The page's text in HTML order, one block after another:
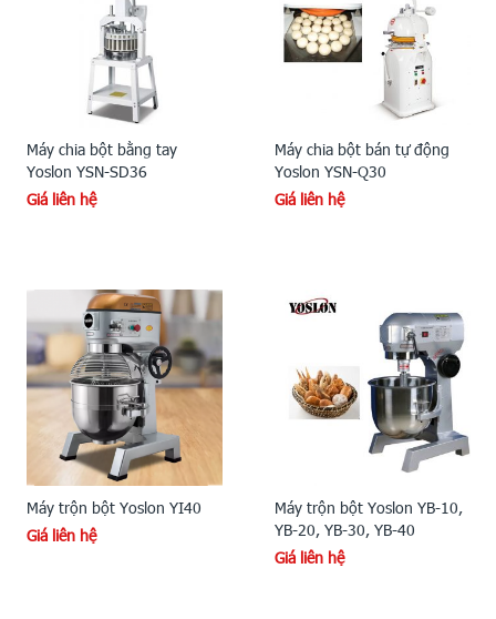
Máy chia bột bằng tay
Yoslon YSN-SD36
Giá liên hệ
Máy chia bột bán tự động
Yoslon YSN-Q30
Giá liên hệ
Máy trộn bột Yoslon YI40
Giá liên hệ
Máy trộn bột Yoslon YB-10,
YB-20, YB-30, YB-40
Giá liên hệ